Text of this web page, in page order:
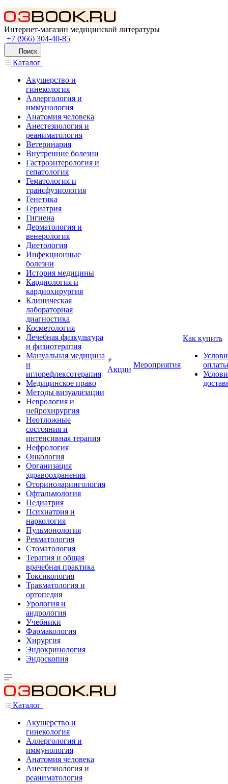
Интернет-магазин медицинской литературы
+7 (966) 304-40-85
Поиск
Каталог
Акушерство и
гинекология
Аллергология и
иммунология
Анатомия человека
Анестезиология и
реаниматология
Ветеринария
Внутренние болезни
Гастроэнтерология и
гепатология
Гематология и
трансфузиология
Генетика
Гериатрия
Гигиена
Дерматология и
венерология
Диетология
Инфекционные
болезни
История медицины
Кардиология и
кардиохирургия
Клиническая
лабораторная
диагностика
Косметология
Лечебная физкультура
и физиотерапия
Мануальная медицина
и
иглорефлексотерапия
Медицинское право
Методы визуализации
Неврология и
нейрохирургия
Неотложные
состояния и
интенсивная терапия
Нефрология
Онкология
Организация
здравоохранения
Оториноларингология
Офтальмология
Педиатрия
Психиатрия и
наркология
Пульмонология
Ревматология
Стоматология
Терапия и общая
врачебная практика
Токсикология
Травматология и
ортопедия
Урология и
андрология
Учебники
Фармакология
Хирургия
Эндокринология
Эндоскопия
Акции
Мероприятия
Как купить
оплаты
Каталог
Акушерство и
гинекология
Аллергология и
иммунология
Анатомия человека
Анестезиология и
реаниматология